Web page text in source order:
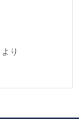
より